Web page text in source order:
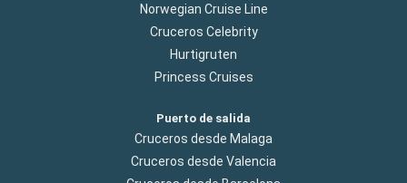
Norwegian Cruise Line
Cruceros Celebrity
Hurtigruten
Princess Cruises
Puerto de salida
Cruceros desde Malaga
Cruceros desde Valencia